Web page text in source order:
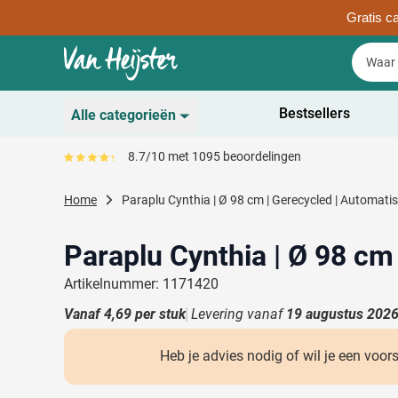
Gratis
Ga naar de inhoud Zoek
Zoek
Alle categorieën
Duurzaam
Toon submenu voor
Toon submenu voor
Kantoorartikelen
Toon submenu voor
Tassen
Toon submenu voor
Toon submenu voor
Bestsellers
Gemiddeld reviewpercentage is 87
8.7/10 met 1095 beoordelingen
Home Paraplu Cynthia | Ø 98 cm | Gerecycled |
Paraplu Cynthia | Ø 98
Artikelnummer: 1171420
Vanaf4,69 per stuk Levering vanaf 19 augustus 2026
Heb je advies nodig of wil je een